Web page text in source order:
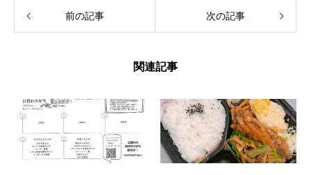
前の記事 次の記事
関連記事